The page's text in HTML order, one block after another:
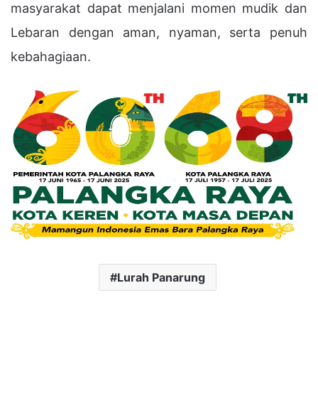
masyarakat dapat menjalani momen mudik dan
Lebaran dengan aman, nyaman, serta penuh
kebahagiaan.
Lurah Panarung